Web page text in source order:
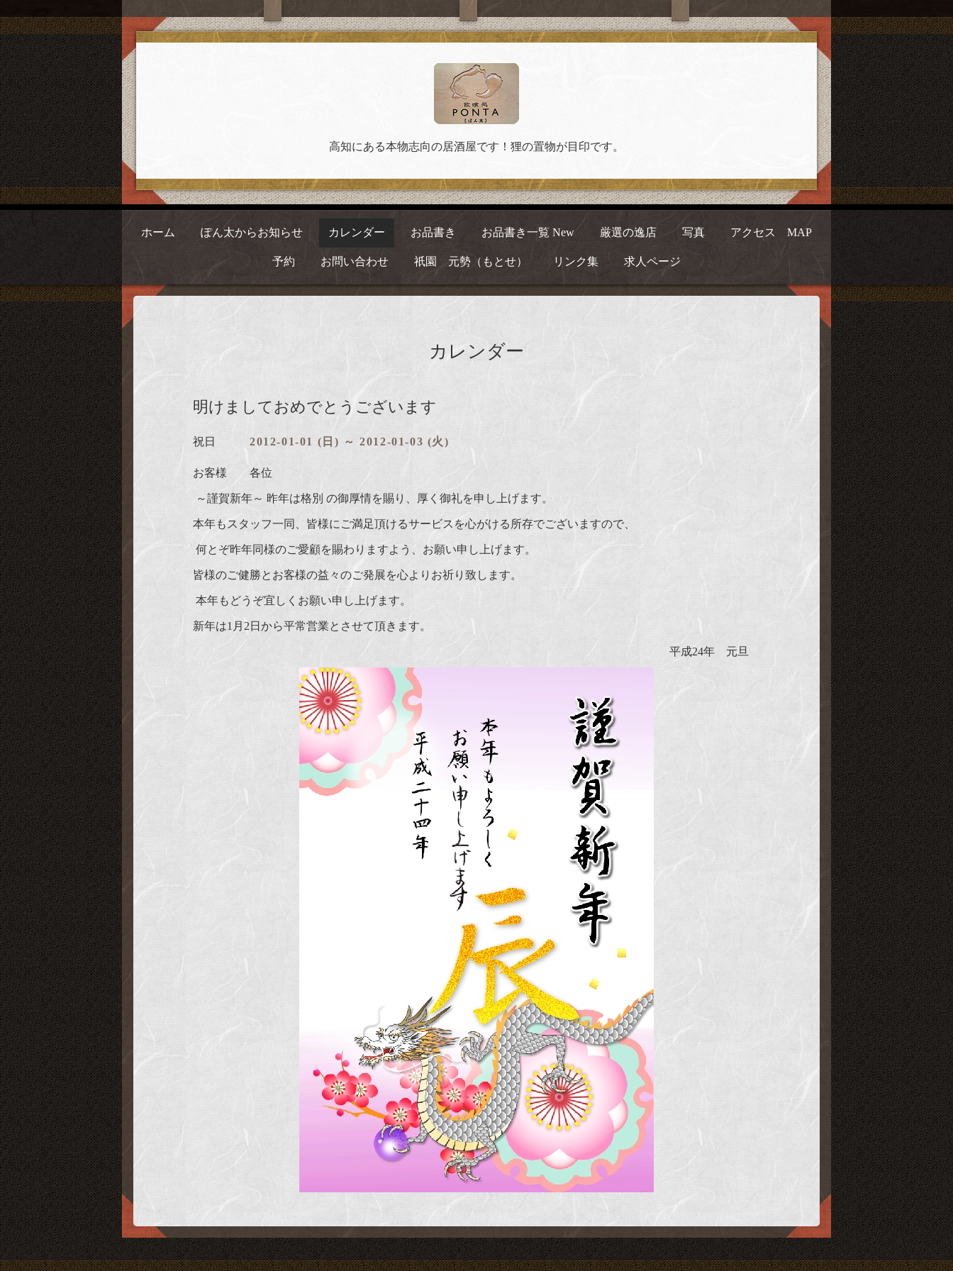
高知にある本物志向の居酒屋です！狸の置物が目印です。
ホーム ぽん太からお知らせ カレンダー お品書き お品書き一覧 New 厳選の逸店 写真 アクセス MAP
予約 お問い合わせ 祇園 元勢（もとせ） リンク集 求人ページ
カレンダー
明けましておめでとうございます
祝日 2012-01-01 (日) ～ 2012-01-03 (火)
お客様 各位
～謹賀新年～ 昨年は格別 の御厚情を賜り、厚く御礼を申し上げます。
本年もスタッフ一同、皆様にご満足頂けるサービスを心がける所存でございますので、
何とぞ昨年同様のご愛顧を賜わりますよう、お願い申し上げます。
皆様のご健勝とお客様の益々のご発展を心よりお祈り致します。
本年もどうぞ宜しくお願い申し上げます。
新年は1月2日から平常営業とさせて頂きます。
平成24年 元旦